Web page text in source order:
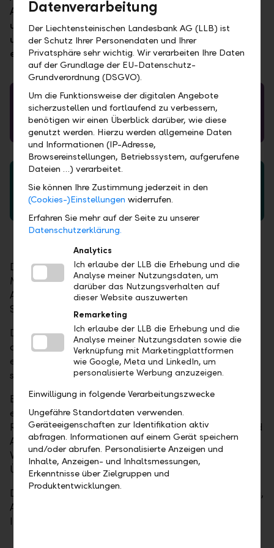
Anlagepolitik überarbeiten wir alle zwei Monate
unsere Marktbeurteilungen und lassen diese in
unsere Vermögensverwaltung LLB Comfort
einfliessen.
Aktuelle Ausgabe Geld & Börse
Archiv Geld & Börse
Die detaillierte Marktbeurteilung durch unser Asset
Management und die Darstellung der LLB-
Anlagestrategien bilden die thematischen
Schwerpunkte.
Der Teil Marktbeurteilung analysiert systematisch
die wichtigsten Währungen und Asset-Klassen und
erörtert aktuelle makroökonomische Entwicklungen
sowie deren Auswirkungen auf Konjunktur und Zinsen.
Bei den LLB-Anlagestrategien geben wir den Lesern
einen vertieften Einblick in die unterschiedlichen
Risiko-Ertragsmodelle, insbesondere auch betreffend
Anlagehorizont und verwendete Asset-Klassen.
Vertiefte Erkenntnisse bieten zudem die
Überlegungen zur taktischen Asset Allocation.
Die sechs Ausgaben erscheinen im Februar, April, Juni,
August, Oktober und im Dezember inklusive des
Investment Spezials mit Jahresausblick.
Datenverarbeitung
Der Liechtensteinischen Landesbank AG (LLB) ist
der Schutz Ihrer Personendaten und Ihrer
Privatsphäre sehr wichtig. Wir verarbeiten Ihre Daten
auf der Grundlage der EU-Datenschutz-
Grundverordnung (DSGVO).
Um die Funktionsweise der digitalen Angebote
sicherzustellen und fortlaufend zu verbessern,
benötigen wir einen Überblick darüber, wie diese
genutzt werden. Hierzu werden allgemeine Daten
und Informationen (IP-Adresse,
Browsereinstellungen, Betriebssystem, aufgerufene
Dateien …) verarbeitet.
Sie können Ihre Zustimmung jederzeit in den
(Cookies-)Einstellungen widerrufen.
Erfahren Sie mehr auf der Seite zu unserer
Datenschutzerklärung.
Analytics
Ich erlaube der LLB die Erhebung und die
Analyse meiner Nutzungsdaten, um
darüber das Nutzungsverhalten auf
dieser Website auszuwerten
Remarketing
Ich erlaube der LLB die Erhebung und die
Analyse meiner Nutzungsdaten sowie die
Verknüpfung mit Marketingplattformen
wie Google, Meta und LinkedIn, um
personalisierte Werbung anzuzeigen.
Einwilligung in folgende Verarbeitungszwecke
Ungefähre Standortdaten verwenden.
Geräteeigenschaften zur Identifikation aktiv
abfragen. Informationen auf einem Gerät speichern
und/oder abrufen. Personalisierte Anzeigen und
Inhalte, Anzeigen- und Inhaltsmessungen,
Erkenntnisse über Zielgruppen und
Produktentwicklungen.